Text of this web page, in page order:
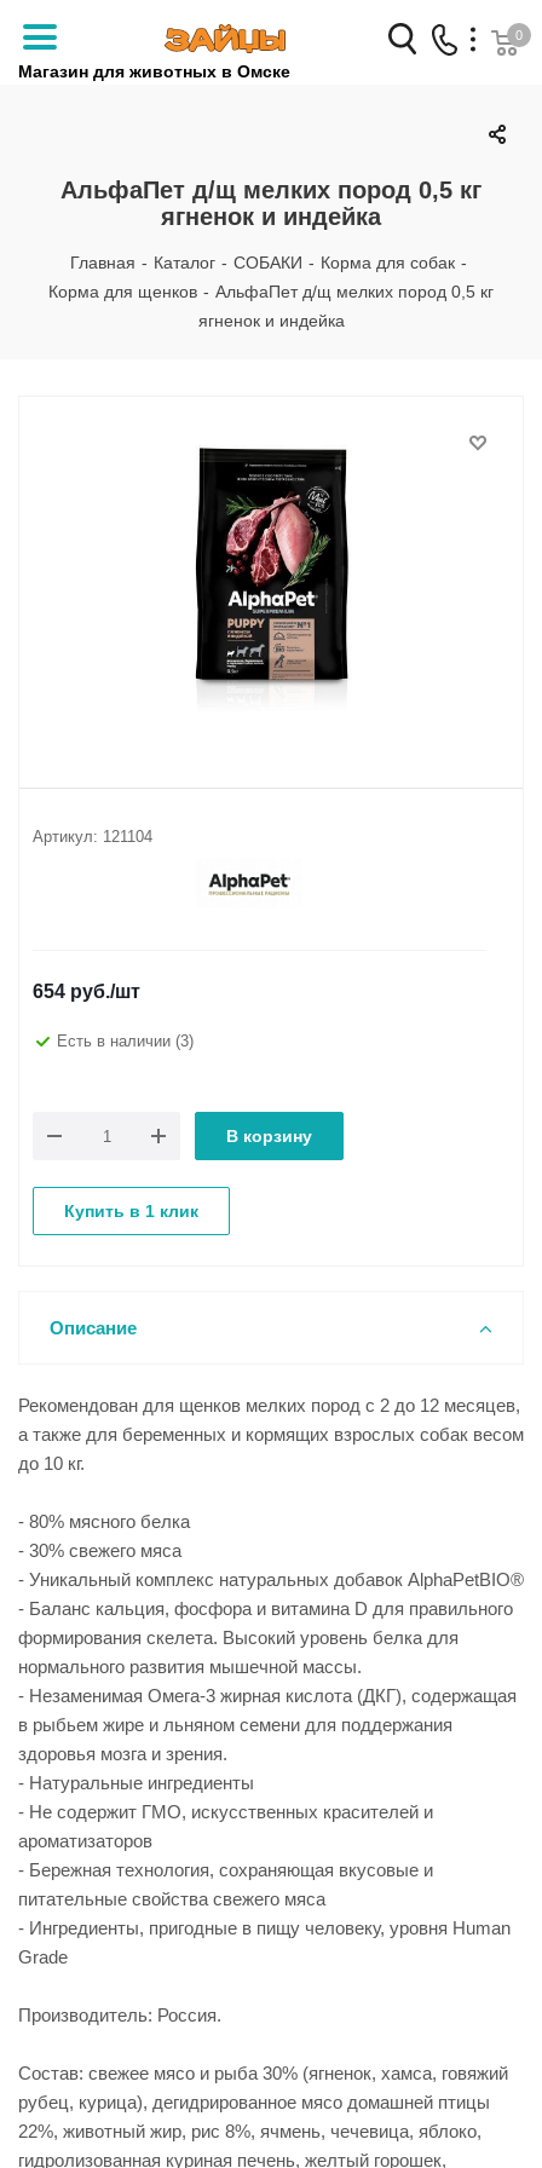
Магазин для животных в Омске
Заказать звонок
+7 (3812) 79-04-04
+7 (950) 959-88-32
0
АльфаПет д/щ мелких пород 0,5 кг
ягненок и индейка
Главная - Каталог - СОБАКИ - Корма для собак -
Корма для щенков - АльфаПет д/щ мелких пород 0,5 кг
ягненок и индейка
Артикул: 121104
654 руб./шт
Есть в наличии (3)
В корзину
Купить в 1 клик
Описание
Рекомендован для щенков мелких пород с 2 до 12 месяцев,
а также для беременных и кормящих взрослых собак весом
до 10 кг.
- 80% мясного белка
- 30% свежего мяса
- Уникальный комплекс натуральных добавок AlphaPetBIO®
- Баланс кальция, фосфора и витамина D для правильного
формирования скелета. Высокий уровень белка для
нормального развития мышечной массы.
- Незаменимая Омега-3 жирная кислота (ДКГ), содержащая
в рыбьем жире и льняном семени для поддержания
здоровья мозга и зрения.
- Натуральные ингредиенты
- Не содержит ГМО, искусственных красителей и
ароматизаторов
- Бережная технология, сохраняющая вкусовые и
питательные свойства свежего мяса
- Ингредиенты, пригодные в пищу человеку, уровня Human
Grade
Производитель: Россия.
Состав: свежее мясо и рыба 30% (ягненок, хамса, говяжий
рубец, курица), дегидрированное мясо домашней птицы
22%, животный жир, рис 8%, ячмень, чечевица, яблоко,
гидролизованная куриная печень, желтый горошек,